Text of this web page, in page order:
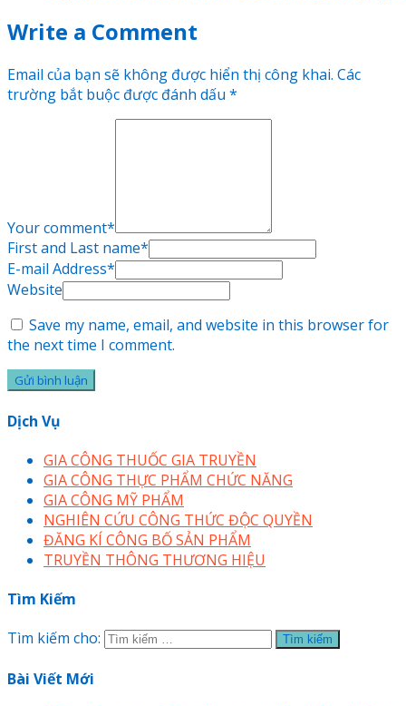
Write a Comment
Email của bạn sẽ không được hiển thị công khai. Các
trường bắt buộc được đánh dấu *
Your comment*
First and Last name*
E-mail Address*
Website
Save my name, email, and website in this browser for
the next time I comment.
Dịch Vụ
GIA CÔNG THUỐC GIA TRUYỀN
GIA CÔNG THỰC PHẨM CHỨC NĂNG
GIA CÔNG MỸ PHẨM
NGHIÊN CỨU CÔNG THỨC ĐỘC QUYỀN
ĐĂNG KÍ CÔNG BỐ SẢN PHẨM
TRUYỀN THÔNG THƯƠNG HIỆU
Tìm Kiếm
Tìm kiếm cho:
Bài Viết Mới